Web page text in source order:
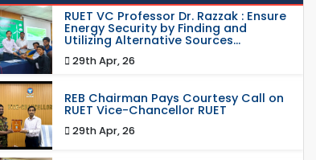
RUET VC Professor Dr. Razzak : Ensure
Energy Security by Finding and
Utilizing Alternative Sources...
29th Apr, 26
REB Chairman Pays Courtesy Call on
RUET Vice-Chancellor RUET
29th Apr, 26